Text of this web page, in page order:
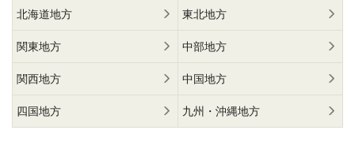
北海道地方 東北地方
関東地方 中部地方
関西地方 中国地方
四国地方 九州・沖縄地方